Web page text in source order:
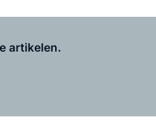
artikelen.